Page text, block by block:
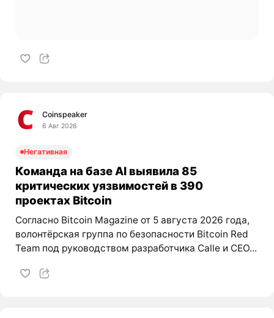
Coinspeaker
6 Авг 2026
Негативная
Команда на базе AI выявила 85
критических уязвимостей в 390
проектах Bitcoin
Согласно Bitcoin Magazine от 5 августа 2026 года,
волонтёрская группа по безопасности Bitcoin Red
Team под руководством разработчика Calle и CEO...